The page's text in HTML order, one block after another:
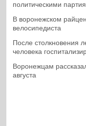
политическими
В воронежском
велосипедиста
После столкновения
человека
Воронежцам
августа